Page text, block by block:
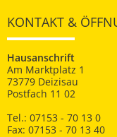
KONTAKT &
Hausanschrift
Am Marktplatz 1
73779 Deizisau
Postfach 11 02
Tel.: 07153 - 70 13 0
Fax: 07153 - 70 13 40